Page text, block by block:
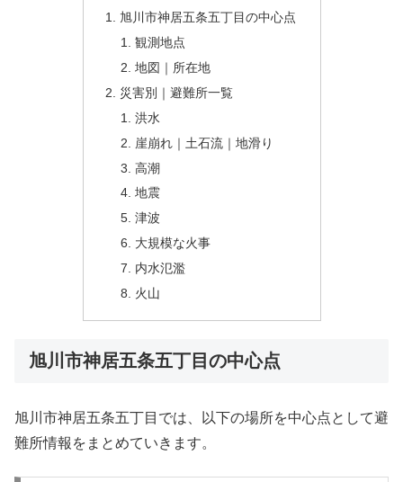
旭川市神居五条五丁目の中心点
観測地点
地図｜所在地
災害別｜避難所一覧
洪水
崖崩れ｜土石流｜地滑り
高潮
地震
津波
大規模な火事
内水氾濫
火山
旭川市神居五条五丁目の中心点
旭川市神居五条五丁目では、以下の場所を中心点として避
難所情報をまとめていきます。